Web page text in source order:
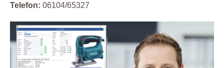
Telefon: 06104/65327